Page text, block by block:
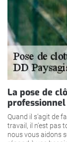
La pose de
professionnel
Quand il s’agit de
travail, il n’est pas
nous vous aidons